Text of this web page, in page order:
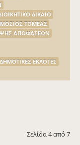
ΔΙΚΑΙΟ
ΤΟΜΕΑΣ
ΑΠΟΦΑΣΕΩΝ
ΕΚΛΟΓΕΣ
Σελίδα 4 από 7